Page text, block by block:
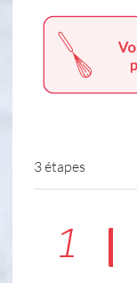
3 étapes
1